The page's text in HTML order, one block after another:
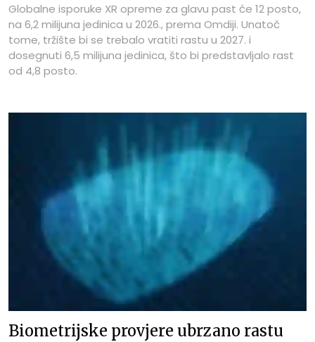
Globalne isporuke XR opreme za glavu past će 12 posto,
na 6,2 milijuna jedinica u 2026., prema Omdiji. Unatoč
tome, tržište bi se trebalo vratiti rastu u 2027. i
dosegnuti 6,5 milijuna jedinica, što bi predstavljalo rast
od 4,8 posto.
Biometrijske provjere ubrzano rastu